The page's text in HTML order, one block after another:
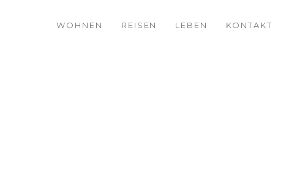
WOHNEN REISEN LEBEN KONTAKT